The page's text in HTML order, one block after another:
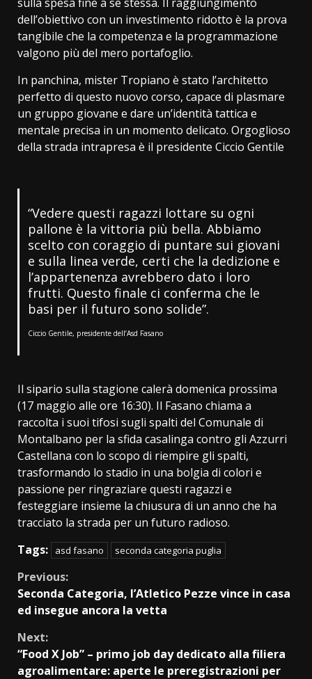
dell’obiettivo con un investimento ridotto è la prova
tangibile che la competenza e la programmazione
valgono più del mero portafoglio.
In panchina, mister Tropiano è stato l’architetto
perfetto di questo nuovo corso, capace di plasmare
un gruppo giovane e dare un’identità tattica e
mentale precisa in un momento delicato. Orgoglioso
della strada intrapresa è il presidente Ciccio Gentile
“Vedere questi ragazzi lottare su ogni
pallone è la vittoria più bella. Abbiamo
scelto con coraggio di puntare sui giovani
e sulla linea verde, certi che la dedizione e
l’appartenenza avrebbero dato i loro
frutti. Questo finale ci conferma che le
basi per il futuro sono solide”.
Ciccio Gentile, presidente dell’Asd Fasano
Il sipario sulla stagione calerà domenica prossima
(17 maggio alle ore 16:30). Il Fasano chiama a
raccolta i suoi tifosi sugli spalti del Comunale di
Montalbano per la sfida casalinga contro gli Azzurri
Castellana con lo scopo di riempire gli spalti,
trasformando lo stadio in una bolgia di colori e
passione per ringraziare questi ragazzi e
festeggiare insieme la chiusura di un anno che ha
tracciato la strada per un futuro radioso.
Tags:
asd fasano seconda categoria puglia
Continue
Reading
Previous:
Seconda Categoria, l’Atletico Pezze vince in casa
ed insegue ancora la vetta
Next:
“Food X Job” – primo job day dedicato alla filiera
agroalimentare: aperte le preregistrazioni per